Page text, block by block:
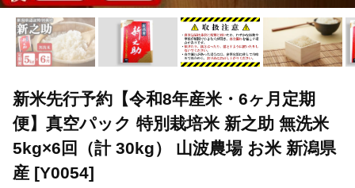
新米先行予約【令和8年産米・6ヶ月定期
便】真空パック 特別栽培米 新之助 無洗米
5kg×6回（計 30kg） 山波農場 お米 新潟県
産 [Y0054]